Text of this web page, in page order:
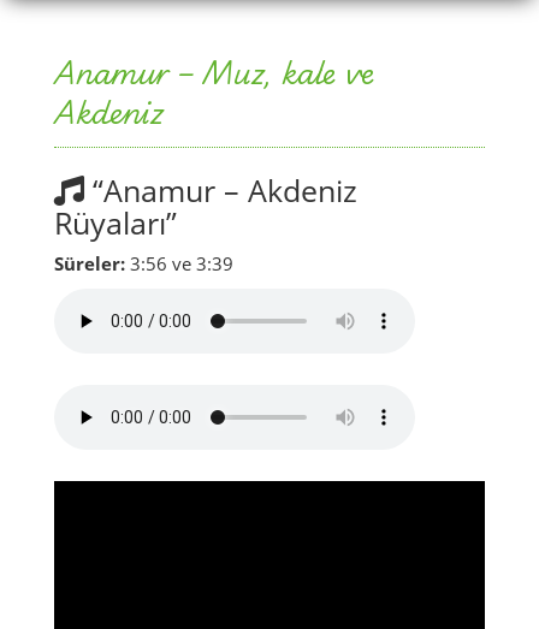
Anamur – Muz, kale ve
Akdeniz
“Anamur – Akdeniz
Rüyaları”
Süreler: 3:56 ve 3:39